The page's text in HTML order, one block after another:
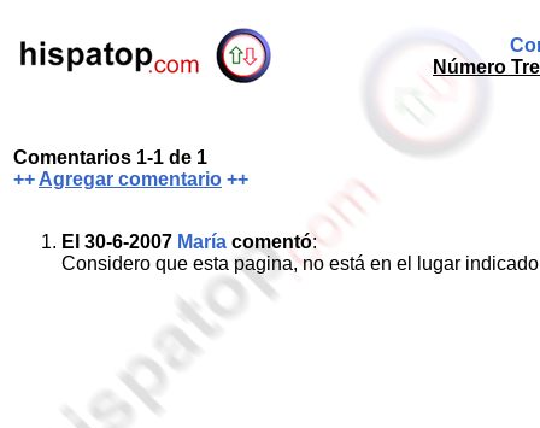
Número
Comentarios 1-1 de 1
++ Agregar comentario ++
El 30-6-2007 María comentó:
Considero que esta pagina, no está en el lugar